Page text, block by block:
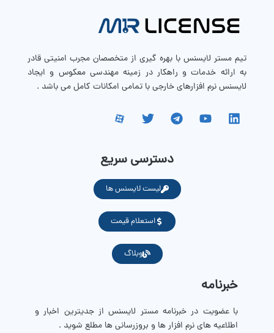
تیم مستر لایسنس با بهره گیری از متخصصان مجرب امنیتی قادر
به ارائه خدمات و راهکار در زمینه مهندسی معکوس و ایجاد
لایسنس نرم افزارهای خارجی با تمامی امکانات کامل می باشد .
دسترسی سریع
لیست لایسنس ها
استعلام قیمت
وبلاگ
خبرنامه
با عضویت در خبرنامه مستر لایسنس از جدیترین اخبار و
اطلاعیه های نرم افزار ها و بروزرسانی ها مطلع شوید .